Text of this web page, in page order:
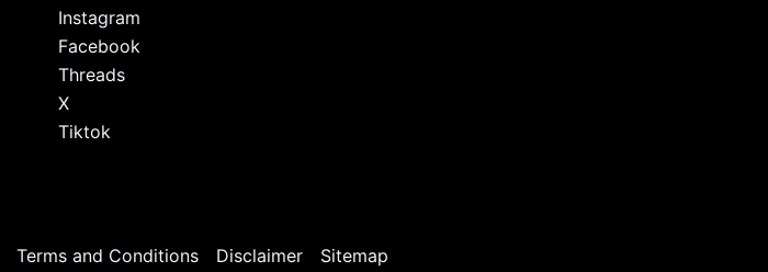
Instagram
Facebook
Threads
X
Tiktok
Terms and Conditions Disclaimer Sitemap